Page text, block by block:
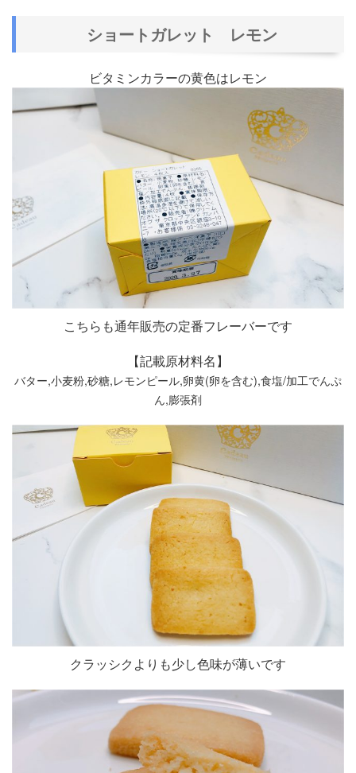
ショートガレット レモン
ビタミンカラーの黄色はレモン
こちらも通年販売の定番フレーバーです
【記載原材料名】
バター,小麦粉,砂糖,レモンピール,卵黄(卵を含む),食塩/加工でんぷ
ん,膨張剤
クラッシクよりも少し色味が薄いです